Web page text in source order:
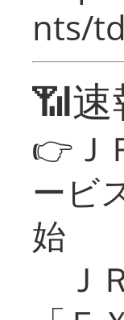
nts/
📶
👉Ｊ
ービ
始
Ｊ